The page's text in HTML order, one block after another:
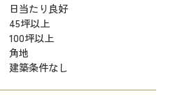
日当たり良好
45坪以上
100坪以上
角地
建築条件なし